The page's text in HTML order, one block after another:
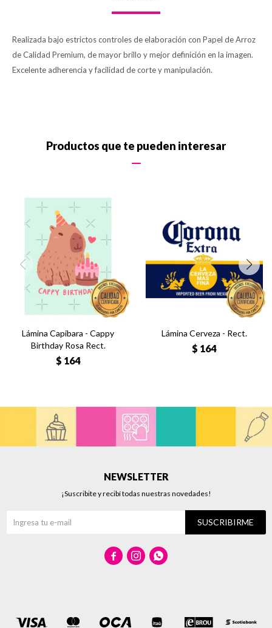
Realizada bajo estrictos controles de elaboración con Papel de Arroz
de Calidad Premium, de mayor brillo y mejor definición en la imagen.
Excelente adherencia y facilidad de corte y manipulación.
Productos que te pueden interesar
Lámina Capibara - Cappy
Birthday Rosa Rect.
$ 164
Lámina Cerveza - Rect.
$ 164
NEWSLETTER
¡Suscribite y recibí todas nuestras novedades!
SUSCRIBIRME
  